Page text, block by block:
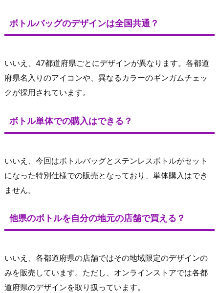
ボトルバッグのデザインは全国共通？
いいえ、47都道府県ごとにデザインが異なります。各都道
府県名入りのアイコンや、異なるカラーのギンガムチェッ
クが採用されています。
ボトル単体での購入はできる？
いいえ、今回はボトルバッグとステンレスボトルがセット
になった特別仕様での販売となっており、単体購入はでき
ません。
他県のボトルを自分の地元の店舗で買える？
いいえ、各都道府県の店舗ではその地域限定のデザインの
みを販売しています。ただし、オンラインストアでは各都
道府県のデザインを取り扱っています。